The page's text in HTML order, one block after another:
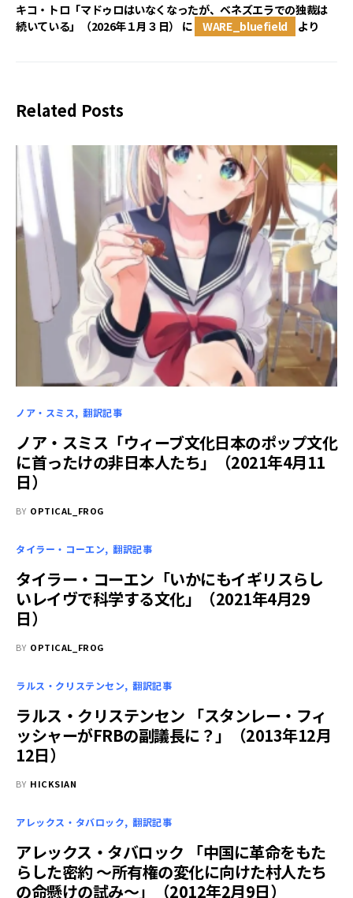
キコ・トロ「マドゥロはいなくなったが、ベネズエラでの独裁は
続いている」（2026年１月３日）
に WARE_bluefield より
Related Posts
ノア・スミス 翻訳記事
ノア・スミス「ウィーブ文化――日本のポップ文化
に首ったけの非日本人たち」（2021年4月11
日）
BY OPTICAL_FROG
タイラー・コーエン 翻訳記事
タイラー・コーエン「いかにもイギリスらし
いレイヴで科学する文化」（2021年4月29
日）
BY OPTICAL_FROG
ラルス・クリステンセン 翻訳記事
ラルス・クリステンセン 「スタンレー・フィ
ッシャーがFRBの副議長に？」（2013年12月
12日）
BY HICKSIAN
アレックス・タバロック 翻訳記事
アレックス・タバロック 「中国に革命をもた
らした密約 ～所有権の変化に向けた村人たち
の命懸けの試み～」（2012年2月9日）